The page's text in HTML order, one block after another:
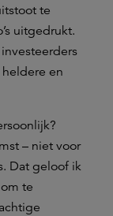
te
uitgedrukt.
en
– niet voor
Dat geloof ik
te